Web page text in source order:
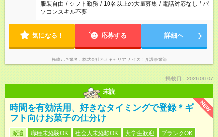
服装自由 / シフト勤務 / 10名以上の大量募集 / 電話対応なし / パ
ソコンスキル不要
気になる！ 応募する 詳細へ
掲載元企業名 株式会社ネオキャリア ナイス！介護事業部
掲載日：2026.08.07
未読
NEW
時間を有効活用、好きなタイミングで登録＊ギ
フト向けお菓子の仕分け
派遣 職種未経験OK 社会人未経験OK 大学生歓迎
ブランクOK